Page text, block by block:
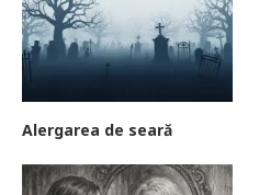
Alergarea de seară